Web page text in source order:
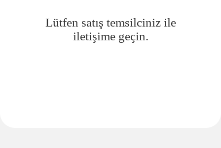
Lütfen satış temsilciniz ile
iletişime geçin.